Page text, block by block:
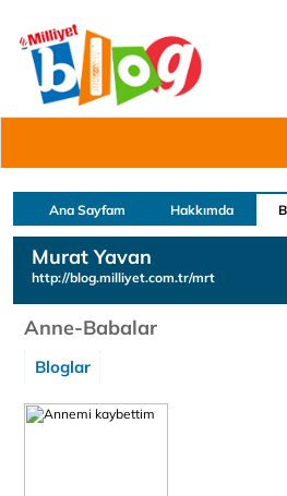
Ana Sayfam Hakkımda
Murat Yavan
http://blog.milliyet.com.tr/mrt
Anne-Babalar
Bloglar